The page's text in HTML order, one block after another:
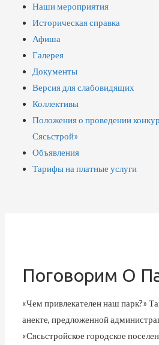
Наши мероприятия
Историческая справка
Афиша
Галерея
Документы
Версия для слабовидящих
Коллективы
Положения о проведении
Сясьстрой»
Объявления
Тарифы на платные услуги
Поговорим О
«Чем привлекателен наш парк?»
анекте, предложенной
«Сясьстройское городское